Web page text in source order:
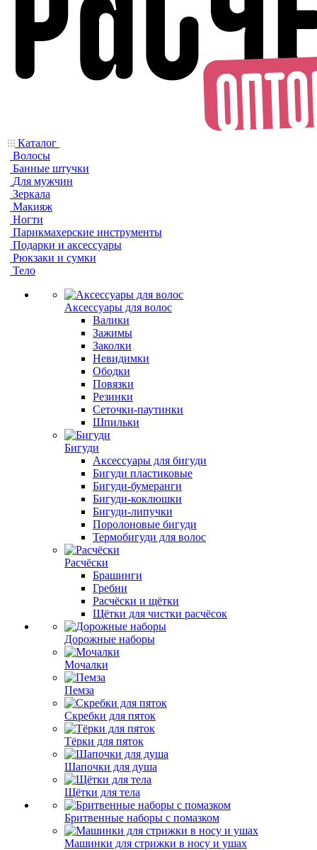
Каталог
Волосы
Банные штучки
Для мужчин
Зеркала
Макияж
Ногти
Парикмахерские инструменты
Подарки и аксессуары
Рюкзаки и сумки
Тело
Аксессуары для волос
Валики
Зажимы
Заколки
Невидимки
Ободки
Повязки
Резинки
Сеточки-паутинки
Шпильки
Бигуди
Аксессуары для бигуди
Бигуди пластиковые
Бигуди-бумеранги
Бигуди-коклюшки
Бигуди-липучки
Поролоновые бигуди
Термобигуди для волос
Расчёски
Брашинги
Гребни
Расчёски и щётки
Щётки для чистки расчёсок
Дорожные наборы
Мочалки
Пемза
Скребки для пяток
Тёрки для пяток
Шапочки для душа
Щётки для тела
Бритвенные наборы с помазком
Машинки для стрижки в носу и ушах